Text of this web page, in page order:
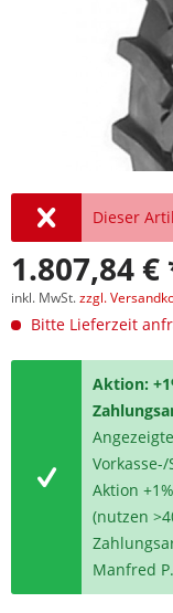
Dieser
1.807,84 €
inkl. MwSt.zzgl.
Bitte Lieferzeit
Aktion:
Aktion
(nutzen
Manfred